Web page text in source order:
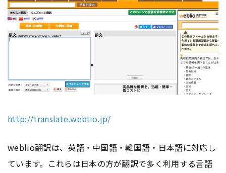
http://translate.weblio.jp/
weblio翻訳は、英語・中国語・韓国語・日本語に対応し
ています。これらは日本の方が翻訳で多く利用する言語